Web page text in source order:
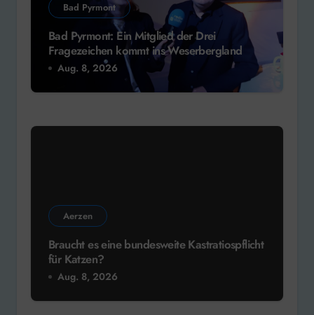
Bad Pyrmont
Bad Pyrmont: Ein Mitglied der Drei
Fragezeichen kommt ins Weserbergland
Aug. 8, 2026
Aerzen
Braucht es eine bundesweite Kastratiospflicht
für Katzen?
Aug. 8, 2026